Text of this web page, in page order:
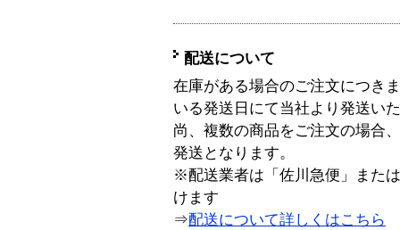
配送について
在庫がある場合のご注文につき
いる発送日にて当社より発送い
尚、複数の商品をご注文の場合
発送となります。
※配送業者は「佐川急便」また
けます
⇒配送について詳しくはこちら